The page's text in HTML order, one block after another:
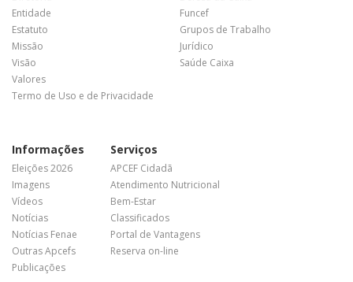
Entidade
Estatuto
Missão
Visão
Valores
Termo de Uso e de Privacidade
Funcef
Grupos de Trabalho
Jurídico
Saúde Caixa
Informações
Eleições 2026
Imagens
Vídeos
Notícias
Notícias Fenae
Outras Apcefs
Publicações
Serviços
APCEF Cidadã
Atendimento Nutricional
Bem-Estar
Classificados
Portal de Vantagens
Reserva on-line